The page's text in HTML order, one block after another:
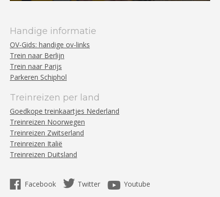
Handige informatie
OV-Gids: handige ov-links
Trein naar Berlijn
Trein naar Parijs
Parkeren Schiphol
Treinreizen per land
Goedkope treinkaartjes Nederland
Treinreizen Noorwegen
Treinreizen Zwitserland
Treinreizen Italië
Treinreizen Duitsland
Facebook Twitter Youtube